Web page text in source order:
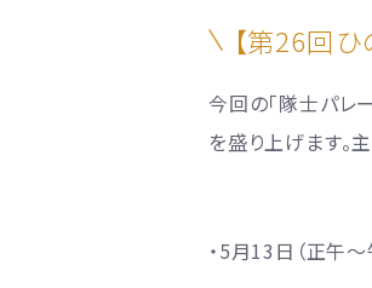
【第26回
今回の「隊士パレ
を盛り上げます。
・5月13日（正午～